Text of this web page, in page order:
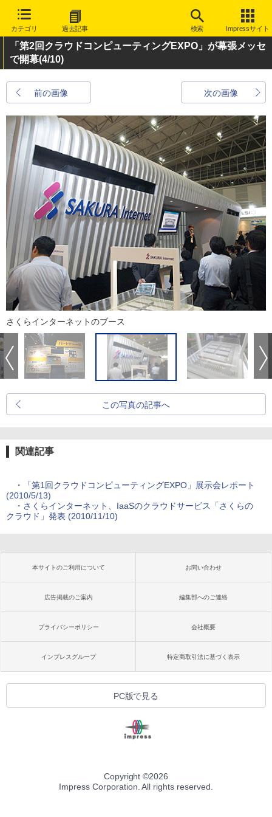
カテゴリ 過去記事 検索 Impressサイト
「第2回クラウドコンピューティングEXPO」が幕張メッセ
で開幕(4/10)
前の画像 次の画像
さくらインターネットのブース
この写真の記事へ
関連記事
・
「第1回クラウドコンピューティングEXPO」展示会レポート
(2010/5/13)
・ さくらインターネット、IaaSのクラウドサービス「さくらの
クラウド」発表 (2010/11/10)
本サイトのご利用について お問い合わせ
広告掲載のご案内 編集部へのご連絡
プライバシーポリシー 会社概要
インプレスグループ 特定商取引法に基づく表示
PC版で見る
Copyright ©2026
Impress Corporation. All rights reserved.